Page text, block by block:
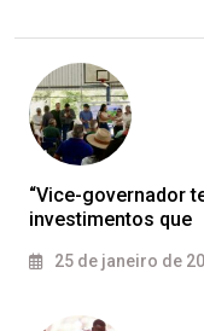
“Vice-governador
investimentos que
25 de janeiro de